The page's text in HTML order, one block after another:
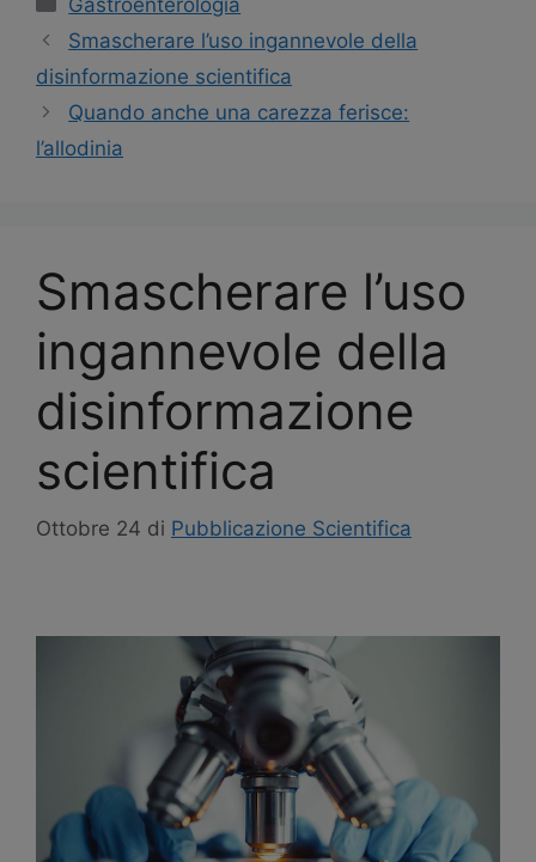
Navigazione
articolo
Smascherare l’uso ingannevole della
disinformazione scientifica
Quando anche una carezza ferisce:
l’allodinia
Smascherare l’uso
ingannevole della
disinformazione
scientifica
Ottobre 24 di Pubblicazione Scientifica